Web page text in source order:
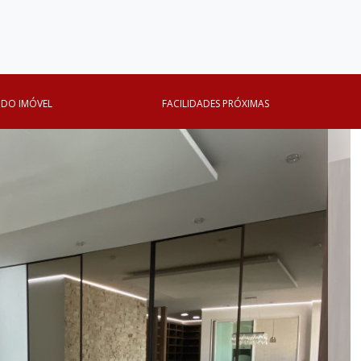
DO IMÓVEL FACILIDADES PRÓXIMAS